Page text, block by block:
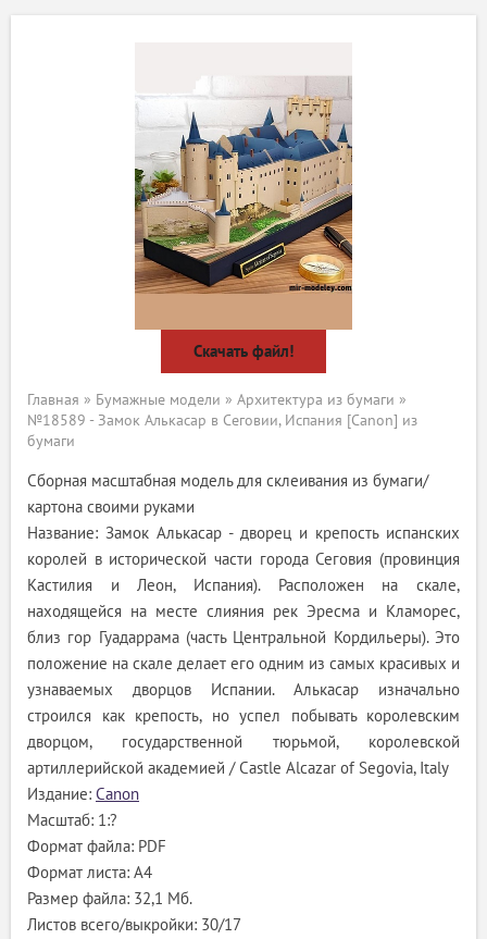
Скачать файл!
Главная » Бумажные модели » Архитектура из бумаги »
№18589 - Замок Алькасар в Сеговии, Испания [Canon] из
бумаги
Сборная масштабная модель для склеивания из бумаги/
картона своими руками
Название: Замок Алькасар - дворец и крепость испанских
королей в исторической части города Сеговия (провинция
Кастилия и Леон, Испания). Расположен на скале,
находящейся на месте слияния рек Эресма и Кламорес,
близ гор Гуадаррама (часть Центральной Кордильеры). Это
положение на скале делает его одним из самых красивых и
узнаваемых дворцов Испании. Алькасар изначально
строился как крепость, но успел побывать королевским
дворцом, государственной тюрьмой, королевской
артиллерийской академией / Castle Alcazar of Segovia, Italy
Издание: Canon
Масштаб: 1:?
Формат файла: PDF
Формат листа: А4
Размер файла: 32,1 Мб.
Листов всего/выкройки: 30/17